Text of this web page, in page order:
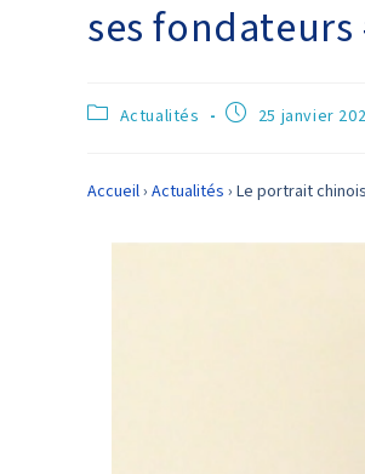
ses fondateurs
Actualités 25 janvier
Accueil› Actualités › Le portrait